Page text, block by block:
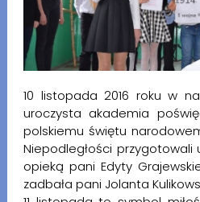
10 listopada 2016 roku w
uroczysta akademia
polskiemu świętu
Niepodległości przygotowali
opieką pani Edyty
zadbała pani Jolanta